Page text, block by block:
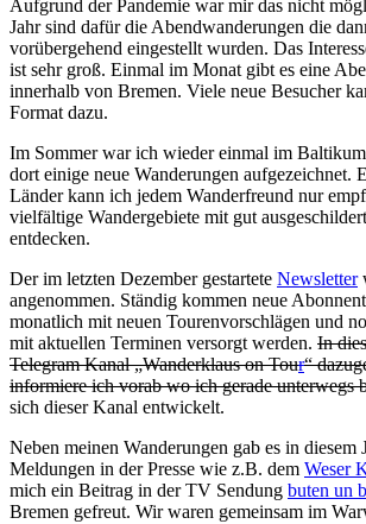
Aufgrund der Pandemie war mir das nicht
Jahr sind dafür die Abendwanderungen die
vorübergehend eingestellt wurden. Das
ist sehr groß. Einmal im Monat gibt es eine
innerhalb von Bremen. Viele neue Besucher
Format dazu.
Im Sommer war ich wieder einmal im
dort einige neue Wanderungen aufgezeichnet.
Länder kann ich jedem Wanderfreund nur
vielfältige Wandergebiete mit gut
entdecken.
Der im letzten Dezember gestartete Newsletter
angenommen. Ständig kommen neue
monatlich mit neuen Tourenvorschlägen und
mit aktuellen Terminen versorgt werden. In
Telegram Kanal „Wanderklaus on Tour“
informiere ich vorab wo ich gerade unterwegs
sich dieser Kanal entwickelt.
Neben meinen Wanderungen gab es in diesem
Meldungen in der Presse wie z.B. dem Weser
mich ein Beitrag in der TV Sendung buten un
Bremen gefreut. Wir waren gemeinsam im